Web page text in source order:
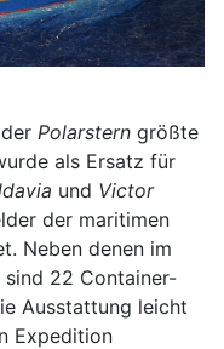
Polarstern größte
als Ersatz für
und Victor
der maritimen
Neben denen im
22 Container-
Ausstattung leicht
Expedition